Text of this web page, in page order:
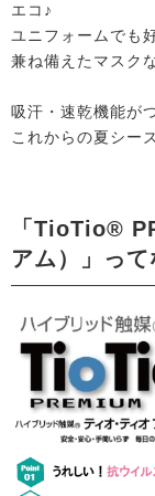
エコ♪
ユニフォームでも
兼ね備えたマスク
吸汗・速乾機能が
これからの夏シー
「TioTio®
アム）」って